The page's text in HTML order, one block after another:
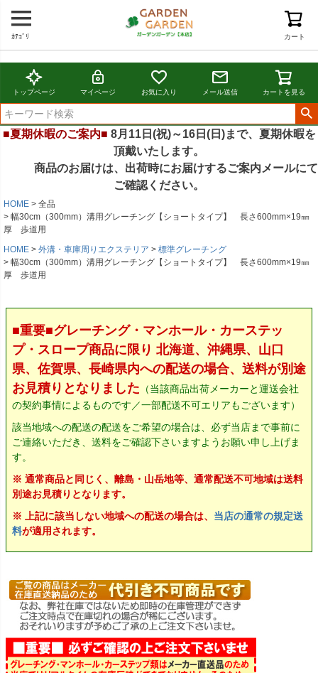
カート
ｶﾃｺﾞﾘ
トップページ マイページ お気に入り メール送信 カートを見る
■夏期休暇のご案内■ 8月11日(祝)～16日(日)まで、夏期休暇を
頂戴いたします。
商品のお届けは、出荷時にお届けするご案内メールにて
ご確認ください。
HOME
全品
幅30cm（300mm）溝用グレーチング【ショートタイプ】 長さ600mm×19㎜
厚 歩道用
HOME
外溝・車庫周りエクステリア
標準グレーチング
幅30cm（300mm）溝用グレーチング【ショートタイプ】 長さ600mm×19㎜
厚 歩道用
■重要■グレーチング・マンホール・カーステッ
プ・スロープ商品に限り 北海道、沖縄県、山口
県、佐賀県、長崎県内への配送の場合、送料が別途
お見積りとなりました （当該商品出荷メーカーと運送会社
の契約事情によるものです／一部配送不可エリアもございます）
該当地域への配送の配送をご希望の場合は、必ず当店まで事前に
ご連絡いただき、送料をご確認下さいますようお願い申し上げま
す。
※ 通常商品と同じく、離島・山岳地等、通常配送不可地域は送料
別途お見積りとなります。
※ 上記に該当しない地域への配送の場合は、 当店の通常の規定送
料が適用されます。